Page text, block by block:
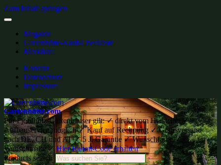
Zum Inhalt springen
Magazin
Gartenhütte-Kauf-Checkliste
Merkliste:
Kontakt
Datenschutz
Impressum
Gartenhütte.com
Für Fjordholz-Gartenhäuser gilt: ✓ direkt vom Hersteller ✓
Aufbauservice möglich ✓ Kauf auf Rechnung ✓ Gratisversand
nach DE, CH und AT ✓ 5 J. Garantie ✓ Wunschfarbe ✓
Wunschmaße ✓Hier Rabatt-Code erhalten
Products search